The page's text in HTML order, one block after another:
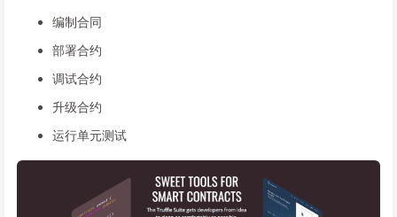
编制合同
部署合约
调试合约
升级合约
运行单元测试